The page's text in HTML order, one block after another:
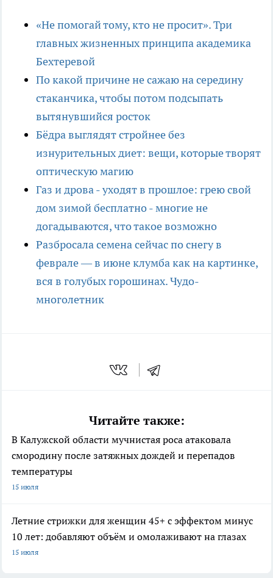
«Не помогай тому, кто не просит». Три
главных жизненных принципа академика
Бехтеревой
По какой причине не сажаю на середину
стаканчика, чтобы потом подсыпать
вытянувшийся росток
Бёдра выглядят стройнее без
изнурительных диет: вещи, которые творят
оптическую магию
Газ и дрова - уходят в прошлое: грею свой
дом зимой бесплатно - многие не
догадываются, что такое возможно
Разбросала семена сейчас по снегу в
феврале — в июне клумба как на картинке,
вся в голубых горошинах. Чудо-
многолетник
Читайте также:
В Калужской области мучнистая роса атаковала
смородину после затяжных дождей и перепадов
температуры
15 июля
Летние стрижки для женщин 45+ с эффектом минус
10 лет: добавляют объём и омолаживают на глазах
15 июля